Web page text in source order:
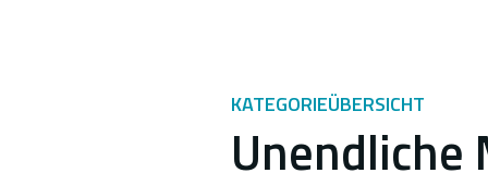
KATEGORIEÜBERSICHT